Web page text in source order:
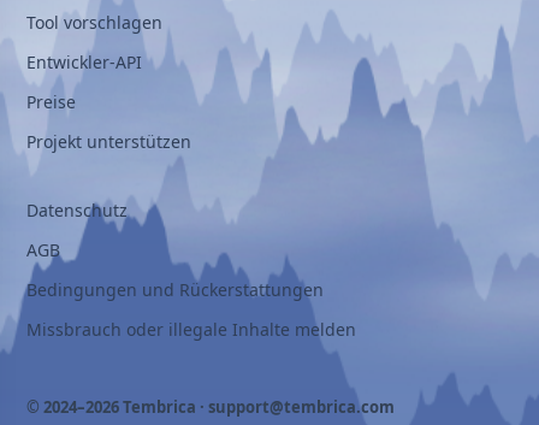
Tool vorschlagen
Entwickler-API
Preise
Projekt unterstützen
Datenschutz
AGB
Bedingungen und Rückerstattungen
Missbrauch oder illegale Inhalte melden
© 2024–2026 Tembrica · support@tembrica.com